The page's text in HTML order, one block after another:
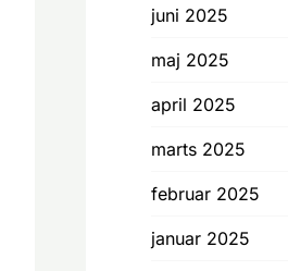
juni 2025
maj 2025
april 2025
marts 2025
februar 2025
januar 2025